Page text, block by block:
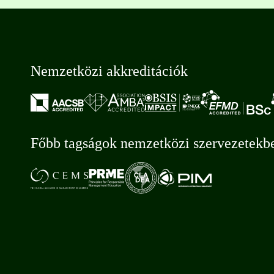
Nemzetközi akkreditációk
Főbb tagságok nemzetközi